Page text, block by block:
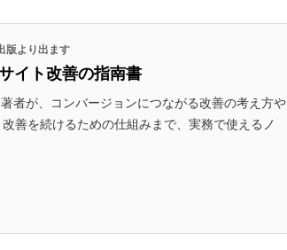
版より出ます
イト改善の指南書
者が、コンバージョンにつながる改善の考え方や
善を続けるための仕組みまで、実務で使えるノ